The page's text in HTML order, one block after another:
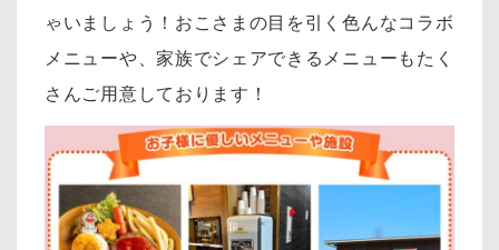
ゃいましょう！おこさまの目を引く色んなコラボ
メニューや、家族でシェアできるメニューもたく
さんご用意しております！